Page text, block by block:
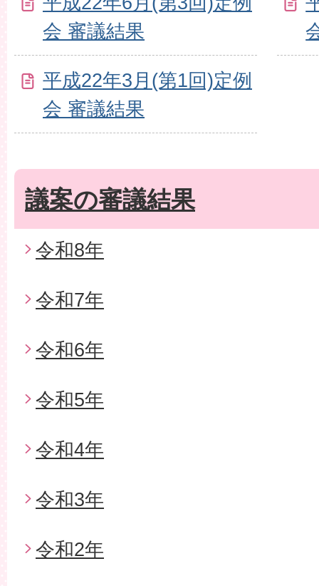
会 審議結果
平成22年3月(第1回)定例
会 審議結果
議案の審議結果
令和8年
令和7年
令和6年
令和5年
令和4年
令和3年
令和2年